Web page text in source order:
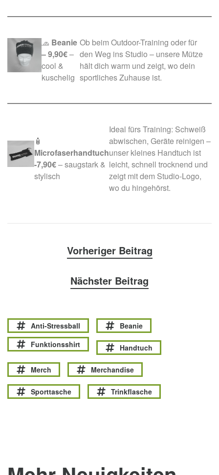
🧢 Beanie
– 9,90€–
cool &
kuschelig
Ob beim Outdoor-Training oder für
den Weg ins Studio – unsere Mütze
hält dich warm und zeigt, wo dein
sportliches Zuhause ist.
🧴
Microfaserhandtuch
-7,90€– saugstark &
stylisch
Ideal fürs Training: Schweiß
abwischen, Geräte reinigen –
unser kleines Handtuch ist
leicht, schnell trocknend und
zeigt mit dem Studio-Logo,
wo du hingehörst.
Vorheriger Beitrag
Nächster Beitrag
Anti-Stressball
Beanie
Funktionsshirt
Handtuch
Merch Merchandise
Sporttasche Trinkflasche